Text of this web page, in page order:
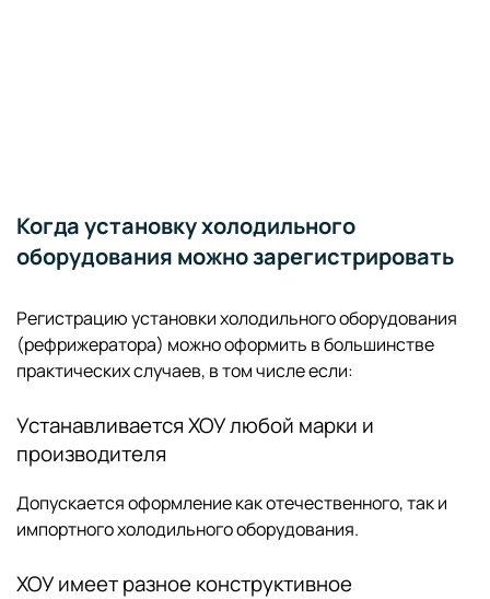
Когда установку холодильного
оборудования можно зарегистрировать
Регистрацию установки холодильного оборудования
(рефрижератора) можно оформить в большинстве
практических случаев, в том числе если:
Устанавливается ХОУ любой марки и
производителя
Допускается оформление как отечественного, так и
импортного холодильного оборудования.
ХОУ имеет разное конструктивное